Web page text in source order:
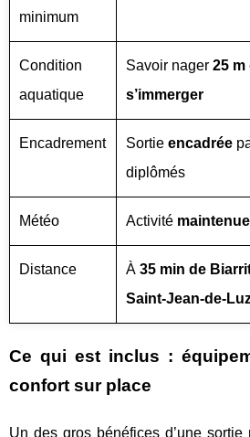
minimum
Condition
aquatique
Savoir nager 25 m
s’immerger
Encadrement Sortie encadrée
diplômés
Météo Activité
Distance À 35 min de
Saint-Jean-de-
Ce qui est inclus :
confort sur place
Un des gros bénéfices d’une sortie